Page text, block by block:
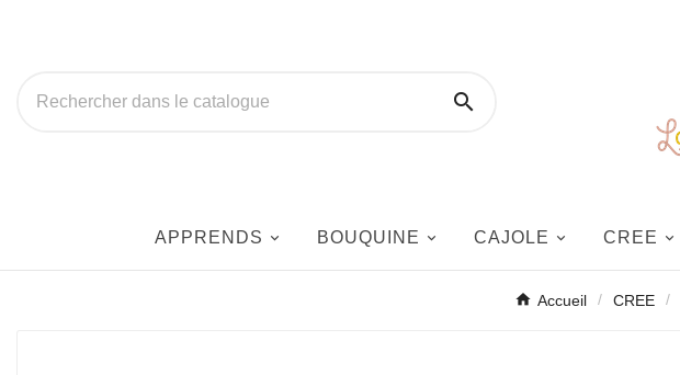

APPRENDS BOUQUINE CAJOLE CREE
Accueil CREE